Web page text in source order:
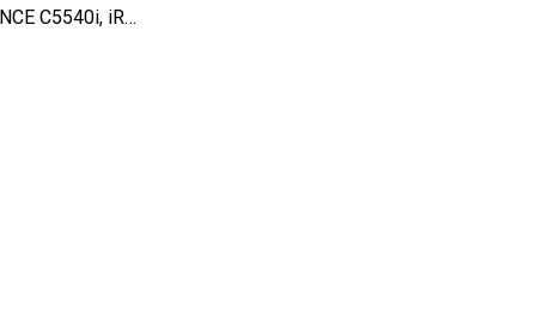
C5540i, iR…